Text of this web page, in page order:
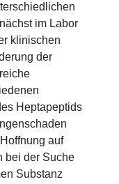
im Labor
klinischen
der
Heptapeptids
auf
bei der Suche
Substanz